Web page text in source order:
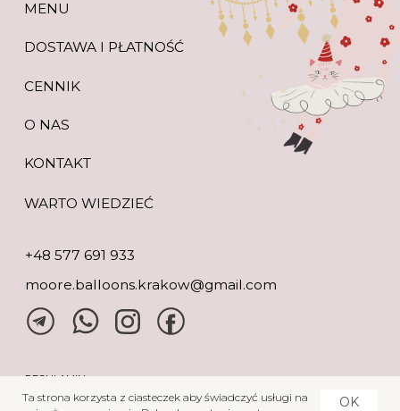
Ta strona korzysta z ciasteczek aby świadczyć usługi na
OK